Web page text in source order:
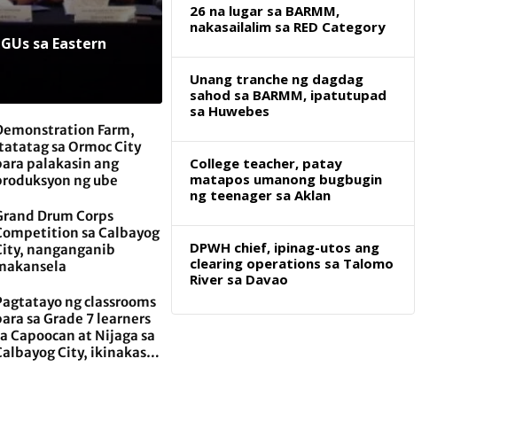
sa Eastern
Farm,
sa Ormoc City
palakasin ang
ng ube
Drum Corps
sa Calbayog
nanganganib
ng classrooms
sa Grade 7 learners
Capoocan at Nijaga sa
City, ikinakasa
26 na lugar sa BARMM,
nakasailalim sa RED Category
Unang tranche ng dagdag
sahod sa BARMM, ipatutupad
sa Huwebes
College teacher, patay
matapos umanong bugbugin
ng teenager sa Aklan
DPWH chief, ipinag-utos ang
clearing operations sa Talomo
River sa Davao